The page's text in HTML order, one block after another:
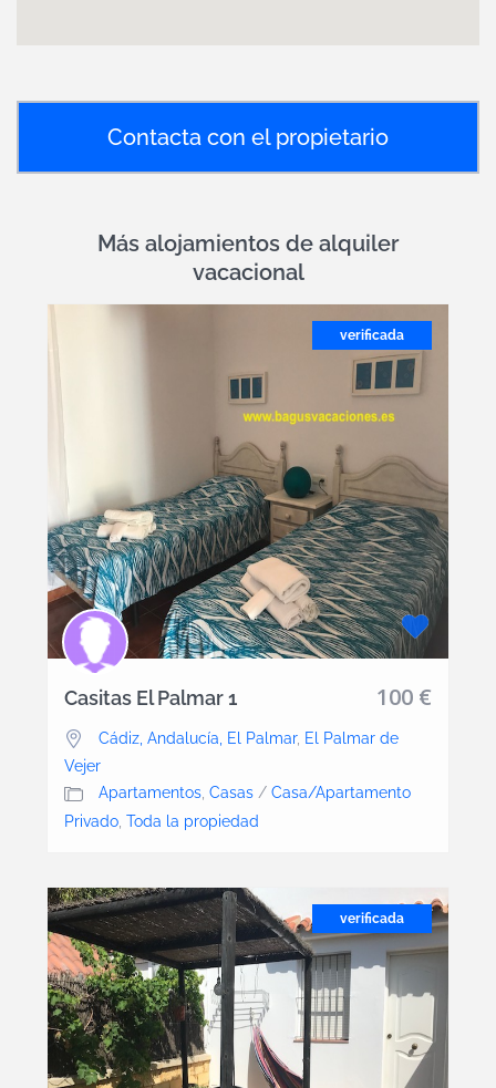
Contacta con el propietario
Más alojamientos de alquiler
vacacional
verificada
100 €
Casitas El Palmar 1
Cádiz, Andalucía, El Palmar, El Palmar de
Vejer
Apartamentos, Casas / Casa/Apartamento
Privado Toda la propiedad
verificada